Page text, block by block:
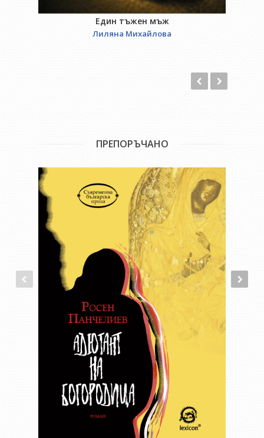
Един тъжен мъж
Лиляна Михайлова
ПРЕПОРЪЧАНО